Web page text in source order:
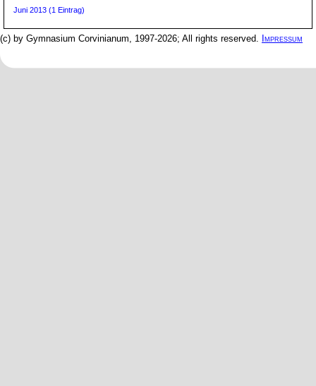
Juni 2013 (1 Eintrag)
(c) by Gymnasium Corvinianum, 1997-2026; All rights reserved. Impressum